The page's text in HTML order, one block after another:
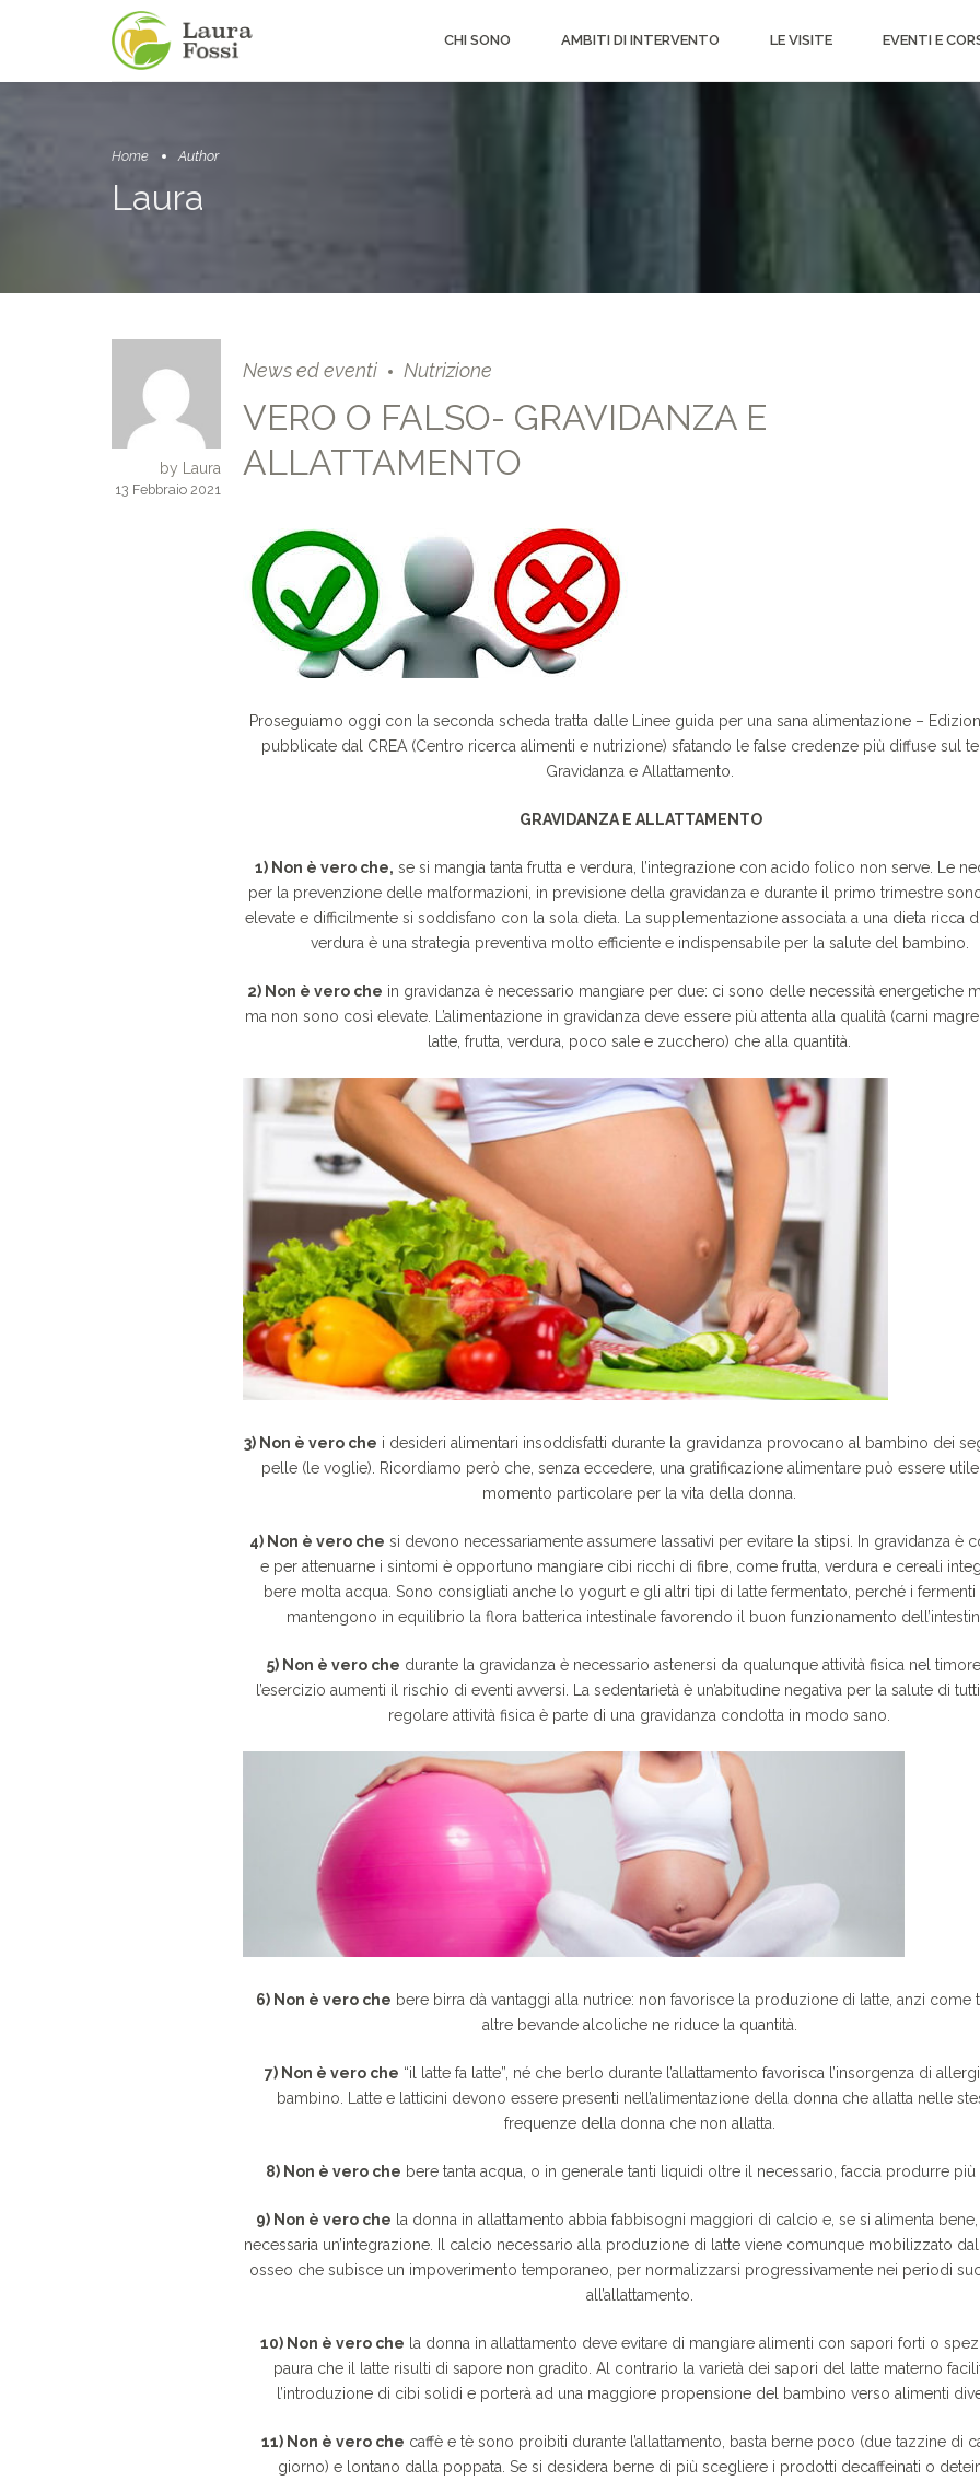
CHI SONO AMBITI DI INTERVENTO LE VISITE EVENTI E
Home Author
Laura
by Laura
13 Febbraio 2021
News ed eventi Nutrizione
VERO O FALSO- GRAVIDANZA E
ALLATTAMENTO
Proseguiamo oggi con la seconda scheda tratta dalle Linee guida per una sana alimentazione –
pubblicate dal CREA (Centro ricerca alimenti e nutrizione) sfatando le false credenze più diffuse sul
Gravidanza e Allattamento.
GRAVIDANZA E ALLATTAMENTO
1) Non è vero che, se si mangia tanta frutta e verdura, l’integrazione con acido folico non serve. Le
per la prevenzione delle malformazioni, in previsione della gravidanza e durante il primo trimestre
elevate e difficilmente si soddisfano con la sola dieta. La supplementazione associata a una dieta ricca
verdura è una strategia preventiva molto efficiente e indispensabile per la salute del bambino.
2) Non è vero che in gravidanza è necessario mangiare per due: ci sono delle necessità energetiche
ma non sono così elevate. L’alimentazione in gravidanza deve essere più attenta alla qualità (carni
latte, frutta, verdura, poco sale e zucchero) che alla quantità.
3) Non è vero che i desideri alimentari insoddisfatti durante la gravidanza provocano al bambino dei
pelle (le voglie). Ricordiamo però che, senza eccedere, una gratificazione alimentare può essere
momento particolare per la vita della donna.
4) Non è vero che si devono necessariamente assumere lassativi per evitare la stipsi. In gravidanza è
e per attenuarne i sintomi è opportuno mangiare cibi ricchi di fibre, come frutta, verdura e cereali
bere molta acqua. Sono consigliati anche lo yogurt e gli altri tipi di latte fermentato, perché i fermenti
mantengono in equilibrio la flora batterica intestinale favorendo il buon funzionamento
5) Non è vero che durante la gravidanza è necessario astenersi da qualunque attività fisica nel
l’esercizio aumenti il rischio di eventi avversi. La sedentarietà è un’abitudine negativa per la salute di
regolare attività fisica è parte di una gravidanza condotta in modo sano.
6) Non è vero che bere birra dà vantaggi alla nutrice: non favorisce la produzione di latte, anzi come
altre bevande alcoliche ne riduce la quantità.
7) Non è vero che “il latte fa latte”, né che berlo durante l’allattamento favorisca l’insorgenza di
bambino. Latte e latticini devono essere presenti nell’alimentazione della donna che allatta nelle
frequenze della donna che non allatta.
8) Non è vero che bere tanta acqua, o in generale tanti liquidi oltre il necessario, faccia produrre più
9) Non è vero che la donna in allattamento abbia fabbisogni maggiori di calcio e, se si alimenta
necessaria un’integrazione. Il calcio necessario alla produzione di latte viene comunque mobilizzato
osseo che subisce un impoverimento temporaneo, per normalizzarsi progressivamente nei periodi
all’allattamento.
10) Non è vero che la donna in allattamento deve evitare di mangiare alimenti con sapori forti o
paura che il latte risulti di sapore non gradito. Al contrario la varietà dei sapori del latte materno
l’introduzione di cibi solidi e porterà ad una maggiore propensione del bambino verso alimenti
11) Non è vero che caffè e tè sono proibiti durante l’allattamento, basta berne poco (due tazzine di
giorno) e lontano dalla poppata. Se si desidera berne di più scegliere i prodotti decaffeinati o